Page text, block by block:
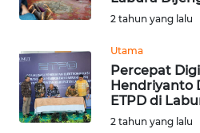
2 tahun yang lalu
Utama
Percepat
Hendriyanto
ETPD di
2 tahun yang lalu
WN
WN
INDRAMAYU